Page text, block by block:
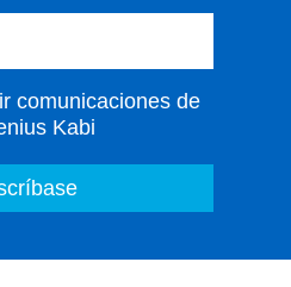
comunicaciones de
Kabi